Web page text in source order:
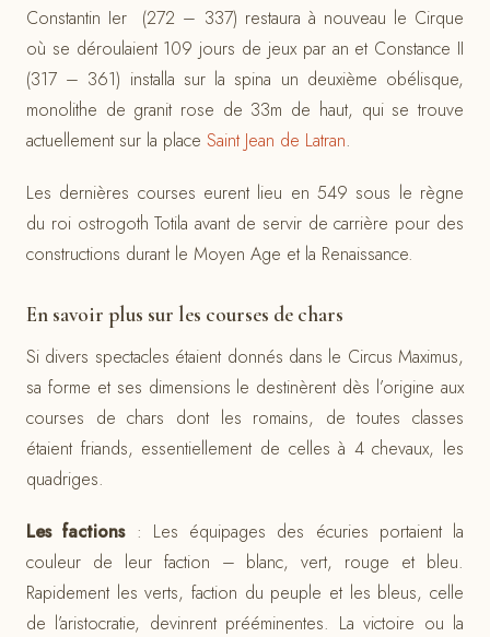
Constantin Ier (272 – 337) restaura à nouveau le Cirque
où se déroulaient 109 jours de jeux par an et Constance II
(317 – 361) installa sur la spina un deuxième obélisque,
monolithe de granit rose de 33m de haut, qui se trouve
actuellement sur la place Saint Jean de Latran.
Les dernières courses eurent lieu en 549 sous le règne
du roi ostrogoth Totila avant de servir de carrière pour des
constructions durant le Moyen Age et la Renaissance.
En savoir plus sur les courses de chars
Si divers spectacles étaient donnés dans le Circus Maximus,
sa forme et ses dimensions le destinèrent dès l’origine aux
courses de chars dont les romains, de toutes classes
étaient friands, essentiellement de celles à 4 chevaux, les
quadriges.
Les factions: Les équipages des écuries portaient la
couleur de leur faction – blanc, vert, rouge et bleu.
Rapidement les verts, faction du peuple et les bleus, celle
de l’aristocratie, devinrent prééminentes. La victoire ou la